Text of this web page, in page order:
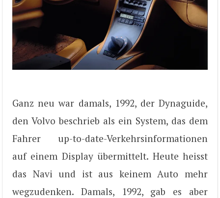
Ganz neu war damals, 1992, der Dynaguide,
den Volvo beschrieb als ein System, das dem
Fahrer up-to-date-Verkehrsinformationen
auf einem Display übermittelt. Heute heisst
das Navi und ist aus keinem Auto mehr
wegzudenken. Damals, 1992, gab es aber